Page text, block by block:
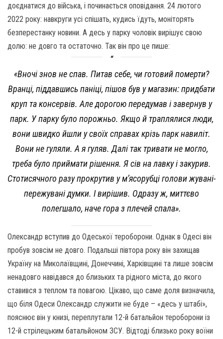
доєднатися до війська, і починається оповідання. 24 лютого
2022 року: навкруги усі спішать, кудись їдуть, моніторять
безперестанку новини. А десь у парку чоловік вирішує свою
долю: не довго та остаточно. Так він про це пише:
«Вночі знов не спав. Питав себе, чи готовий померти?
Вранці, піддавшись паніці, пішов був у магазин: придбати
круп та консервів. Але дорогою передумав і завернув у
парк. У парку було порожньо. Якщо й траплялися люди,
вони швидко йшли у своїх справах крізь парк навиліт.
Вони не гуляли. А я гуляв. Далі так тривати не могло,
треба було приймати рішення. Я сів на лавку і закурив.
Стотисячного разу прокрутив у мʼясорубці голови жувані-
пережувані думки. І вирішив. Одразу ж, миттєво
полегшало, наче гора з плечей спала».
Олександр вступив до Одеської тероборони. Однак в Одесі він
пробув зовсім не довго. Подальші півтора року він захищав
Україну на Миколаївщині, Донеччині, Харківщині та лише зовсім
ненадовго навідався до близьких та рідного міста, до якого
ставився з теплом та повагою. Цікаво, що саме доля визначила,
що біля Одеси Олександр служити не буде – «десь у штабі»,
пояснює він у книзі, переплутали 12-й батальйон тероборони із
12-й стрілецьким батальйоном ЗСУ. Відтоді близько року воїни